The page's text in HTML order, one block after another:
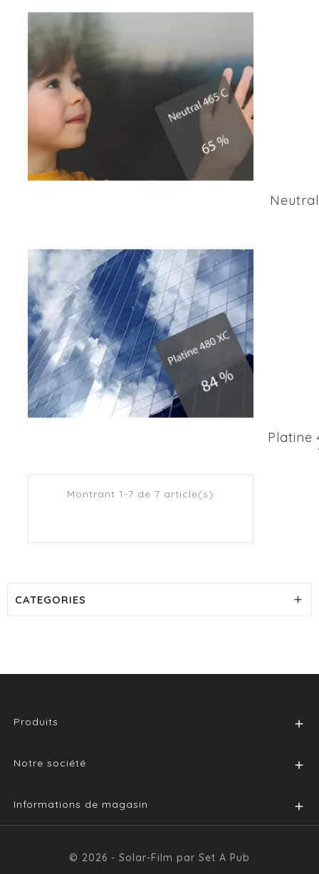
Platine
Montrant 1-7 de 7 article(s)
CATEGORIES 
Produits 
Notre société 
Informations de magasin 
© 2026 - Solar-Film par Set A Pub